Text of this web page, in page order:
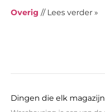
Overig // Lees verder »
Dingen die elk